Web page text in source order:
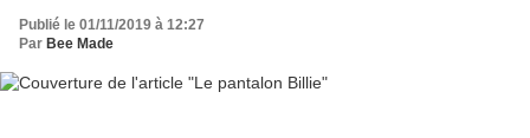
Publié le 01/11/2019 à 12:27
Par Bee Made